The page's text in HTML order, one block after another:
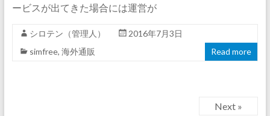
ービスが出てきた場合には運営が
シロテン（管理人）
2016年7月3日
simfree, 海外通販 Read more
Next »